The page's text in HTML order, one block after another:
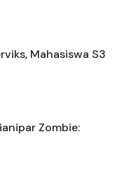
Mahasiswa S3
Zombie: